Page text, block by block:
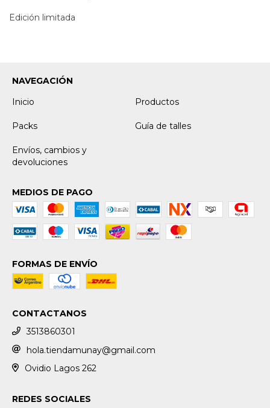
Edición limitada
NAVEGACIÓN
Inicio
Productos
Packs Guía de talles
Envíos, cambios y
devoluciones
MEDIOS DE PAGO
FORMAS DE ENVÍO
CONTACTANOS
3513860301
hola.tiendamunay@gmail.com
Ovidio Lagos 262
REDES SOCIALES